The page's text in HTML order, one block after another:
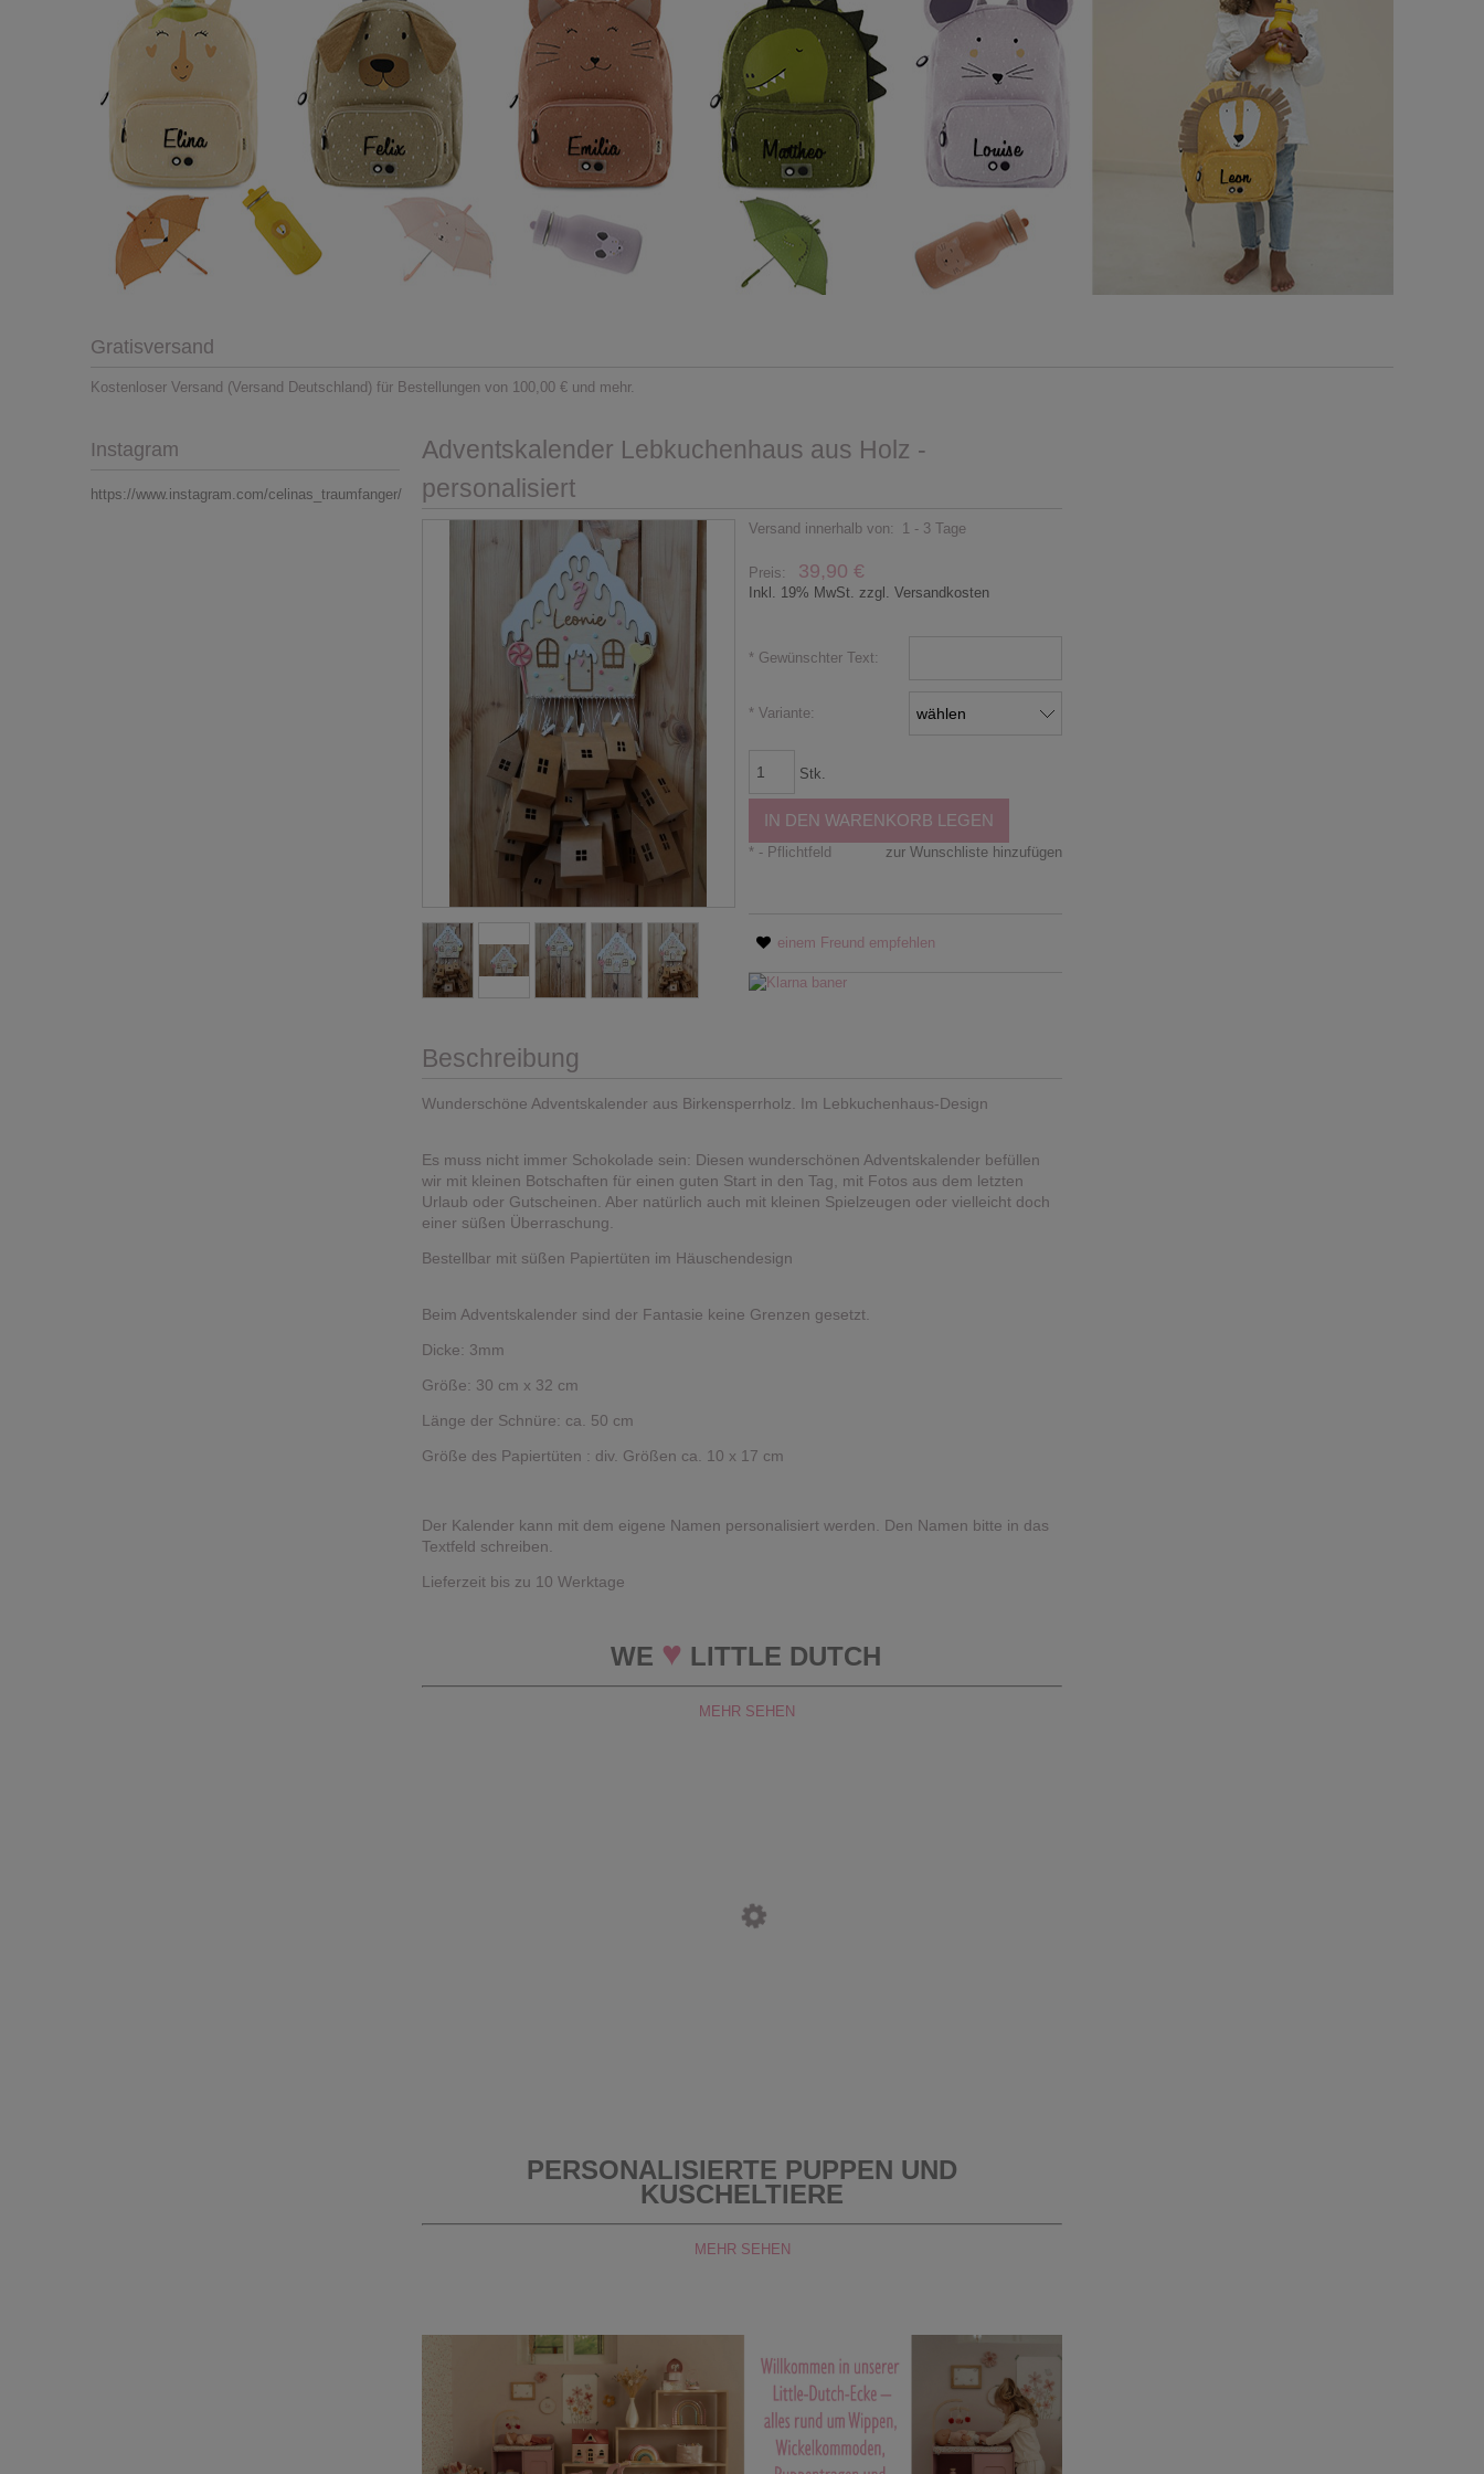
Gratisversand
Kostenloser Versand (Versand Deutschland) für Bestellungen von 100,00 € und mehr.
Instagram
https://www.instagram.com/celinas_traumfanger/
Adventskalender Lebkuchenhaus aus Holz -
personalisiert
Versand innerhalb von: 1 - 3 Tage
Preis: 39,90 €
Inkl. 19% MwSt. zzgl. Versandkosten
* Gewünschter Text:
* Variante:
Stk.
IN DEN WARENKORB LEGEN
zur Wunschliste hinzufügen
* - Pflichtfeld
einem Freund empfehlen
Beschreibung
Wunderschöne Adventskalender aus Birkensperrholz. Im Lebkuchenhaus-Design
Es muss nicht immer Schokolade sein: Diesen wunderschönen Adventskalender befüllen
wir mit kleinen Botschaften für einen guten Start in den Tag, mit Fotos aus dem letzten
Urlaub oder Gutscheinen. Aber natürlich auch mit kleinen Spielzeugen oder vielleicht doch
einer süßen Überraschung.
Bestellbar mit süßen Papiertüten im Häuschendesign
Beim Adventskalender sind der Fantasie keine Grenzen gesetzt.
Dicke: 3mm
Größe: 30 cm x 32 cm
Länge der Schnüre: ca. 50 cm
Größe des Papiertüten : div. Größen ca. 10 x 17 cm
Der Kalender kann mit dem eigene Namen personalisiert werden. Den Namen bitte in das
Textfeld schreiben.
Lieferzeit bis zu 10 Werktage
WE ♥ LITTLE DUTCH
MEHR SEHEN
PERSONALISIERTE PUPPEN UND
KUSCHELTIERE
MEHR SEHEN